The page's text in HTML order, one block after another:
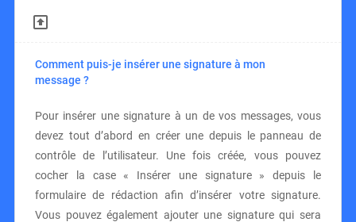
Comment puis-je insérer une signature à mon
message ?
Pour insérer une signature à un de vos messages, vous
devez tout d’abord en créer une depuis le panneau de
contrôle de l’utilisateur. Une fois créée, vous pouvez
cocher la case « Insérer une signature » depuis le
formulaire de rédaction afin d’insérer votre signature.
Vous pouvez également ajouter une signature qui sera